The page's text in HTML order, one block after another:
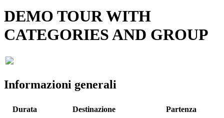
DEMO TOUR WITH
CATEGORIES AND GROUP
Informazioni generali
Durata Destinazione
Partenza